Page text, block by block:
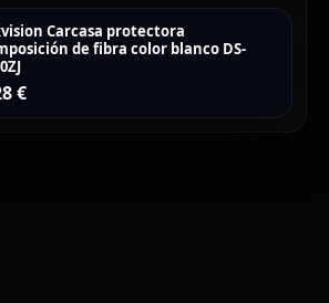
Carcasa protectora
de fibra color blanco DS-
€